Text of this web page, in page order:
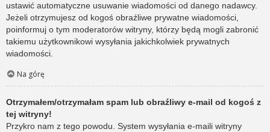
ustawić automatyczne usuwanie wiadomości od danego nadawcy.
Jeżeli otrzymujesz od kogoś obraźliwe prywatne wiadomości,
poinformuj o tym moderatorów witryny, którzy będą mogli zabronić
takiemu użytkownikowi wysyłania jakichkolwiek prywatnych
wiadomości.
Na górę
Otrzymałem/otrzymałam spam lub obraźliwy e-mail od kogoś z
tej witryny!
Przykro nam z tego powodu. System wysyłania e-maili witryny